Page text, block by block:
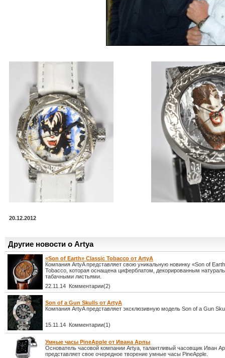
20.12.2012
Другие новости о Artya
«Son of Earth» Classic Tobacco от ArtyA
Компания ArtyA представляет свою уникальную новинку «Son of
Tobacco, которая оснащена циферблатом, декорированным
табачными листьями.
22.11.14 Комментарии(2)
Son of a Gun Skulls от ArtyA
Компания ArtyA представляет эксклюзивную модель Son of a Gun
15.11.14 Комментарии(1)
Умные часы PineApple от Ивана Арпы
Основатель часовой компании Artya, талантливый часовщик Иван
представляет свое очередное творение умные часы PineApple.